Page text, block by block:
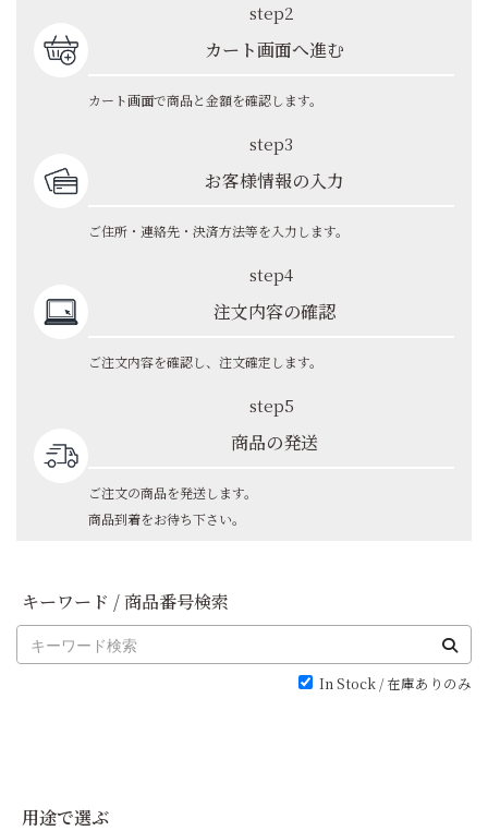
step2
カート画面へ進む
カート画面で商品と金額を確認します。
step3
お客様情報の入力
ご住所・連絡先・決済方法等を入力します。
step4
注文内容の確認
ご注文内容を確認し、注文確定します。
step5
商品の発送
ご注文の商品を発送します。
商品到着をお待ち下さい。
キーワード / 商品番号検索
In Stock / 在庫ありのみ
用途で選ぶ